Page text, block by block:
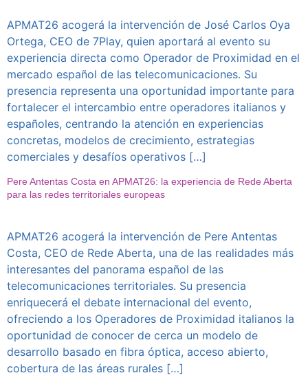
APMAT26 acogerá la intervención de José Carlos Oya
Ortega, CEO de 7Play, quien aportará al evento su
experiencia directa como Operador de Proximidad en el
mercado español de las telecomunicaciones. Su
presencia representa una oportunidad importante para
fortalecer el intercambio entre operadores italianos y
españoles, centrando la atención en experiencias
concretas, modelos de crecimiento, estrategias
comerciales y desafíos operativos […]
Pere Antentas Costa en APMAT26: la experiencia de Rede Aberta
para las redes territoriales europeas
APMAT26 acogerá la intervención de Pere Antentas
Costa, CEO de Rede Aberta, una de las realidades más
interesantes del panorama español de las
telecomunicaciones territoriales. Su presencia
enriquecerá el debate internacional del evento,
ofreciendo a los Operadores de Proximidad italianos la
oportunidad de conocer de cerca un modelo de
desarrollo basado en fibra óptica, acceso abierto,
cobertura de las áreas rurales […]